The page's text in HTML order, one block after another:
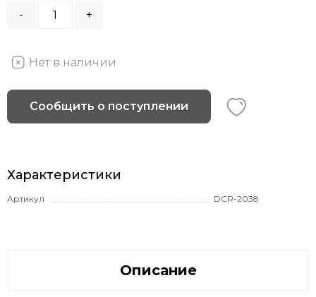
- +
Нет в наличии
Сообщить о поступлении
Характеристики
Артикул DCR-2038
Описание